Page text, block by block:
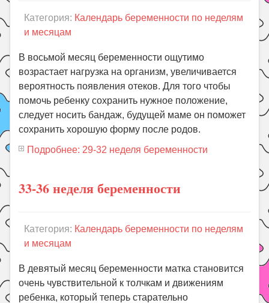
Категория: Календарь беременности по неделям
и месяцам
В восьмой месяц беременности ощутимо
возрастает нагрузка на организм, увеличивается
вероятность появления отеков. Для того чтобы
помочь ребенку сохранить нужное положение,
следует носить бандаж, будущей маме он поможет
сохранить хорошую форму после родов.
Подробнее: 29-32 неделя беременности
33-36 неделя беременности
Категория: Календарь беременности по неделям
и месяцам
В девятый месяц беременности матка становится
очень чувствительной к толчкам и движениям
ребенка, который теперь старательно